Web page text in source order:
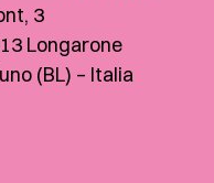
3
Longarone
(BL) – Italia